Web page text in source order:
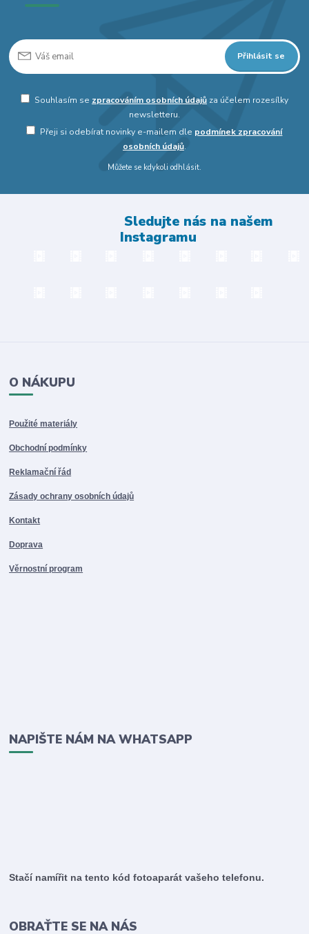
Přihlásit se
Souhlasím se zpracováním osobních údajůza účelem rozesílky
newsletteru.
Přeji si odebírat novinky e-mailem dle podmínek zpracování
osobních údajů.
Můžete se kdykoli odhlásit.
Sledujte nás na našem
Instagramu
O NÁKUPU
Použité materiály
Obchodní podmínky
Reklamační řád
Zásady ochrany osobních údajů
Kontakt
Doprava
Věrnostní program
NAPIŠTE NÁM NA WHATSAPP
Stačí namířit na tento kód fotoaparát vašeho telefonu.
OBRAŤTE SE NA NÁS